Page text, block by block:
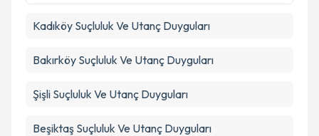
Kadıköy Suçluluk Ve Utanç Duyguları
Bakırköy Suçluluk Ve Utanç Duyguları
Şişli Suçluluk Ve Utanç Duyguları
Beşiktaş Suçluluk Ve Utanç Duyguları